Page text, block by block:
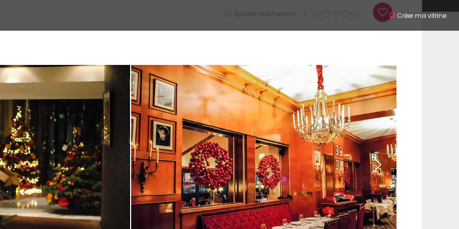
Créer ma vitrine
Ajouter aux Favoris